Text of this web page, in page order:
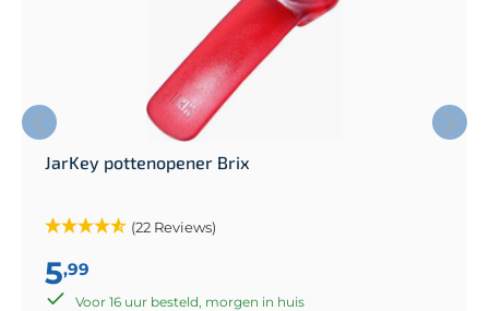
JarKey pottenopener Brix
(22 Reviews)
5,99
Voor 16 uur besteld, morgen in huis